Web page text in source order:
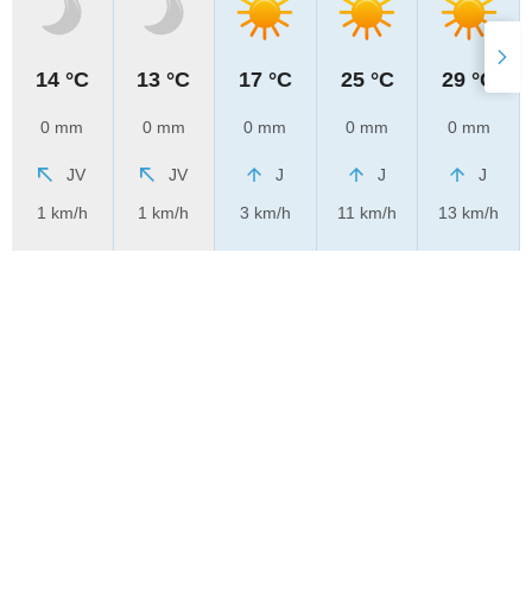
14 °C
0 mm
JV
1 km/h
13 °C
0 mm
JV
1 km/h
17 °C
0 mm
J
3 km/h
25 °C
0 mm
J
11 km/h
29 °C
0 mm
J
13 km/h